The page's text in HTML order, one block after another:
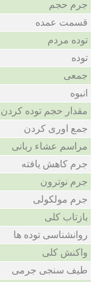
جرم حجم
قسمت عمده
توده مردم
توده
جمعی
انبوه
مقدار حجم توده کردن
جمع اوری کردن
مراسم عشاء ربانی
جرم کاهش یافته
جرم نوترون
جرم مولکولی
بازتاب کلی
روانشناسی توده ها
واکنش کلی
طیف سنجی جرمی